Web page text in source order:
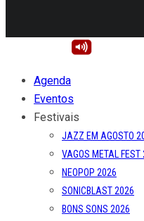
Agenda
Eventos
Festivais
JAZZ EM AGOSTO
VAGOS METAL FEST
NEOPOP 2026
SONICBLAST 2026
BONS SONS 2026